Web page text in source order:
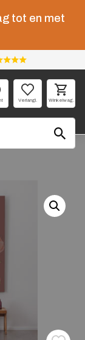
tot en met
Verlangl. Winkelwag.